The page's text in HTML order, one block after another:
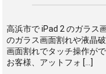
高浜市で iPad 2 のガラス
のガラス画面割れや液晶
画面割れでタッチ操作が
お客様、アットフォ […]